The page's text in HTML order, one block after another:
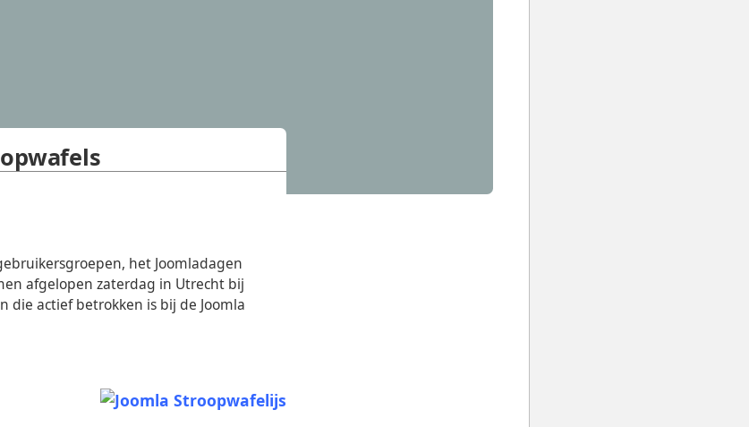
het Joomladagen
afgelopen zaterdag in Utrecht bij
die actief betrokken is bij de Joomla